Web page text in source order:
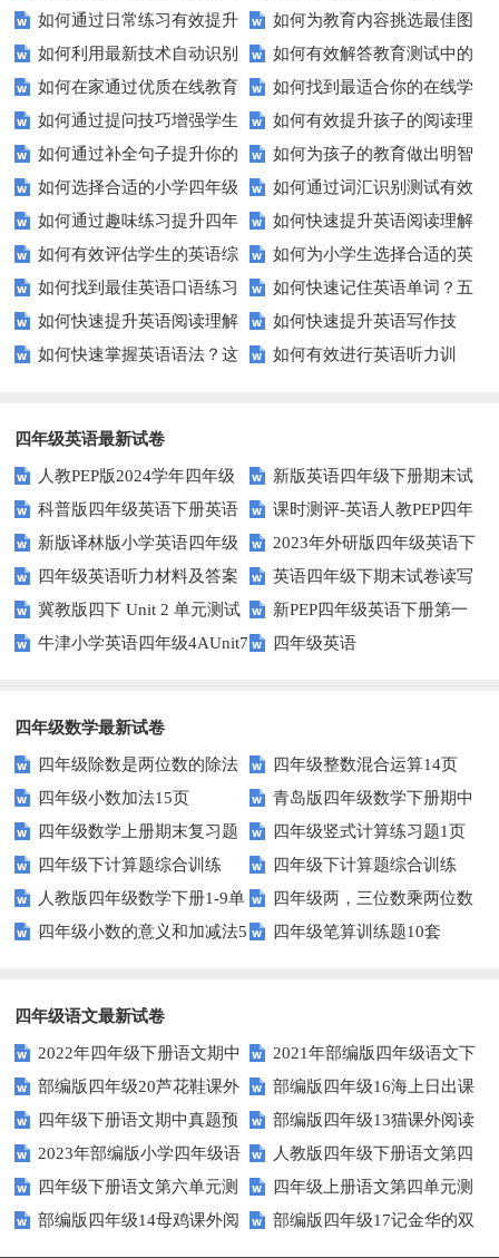
卷高效备考？
行英语学习？这里有你需要的所
有资源！
如何通过日常练习有效提升
英语听力？
如何为教育内容挑选最佳图
片？这些建议让你的文章脱颖而
出！
如何利用最新技术自动识别
图片内容？
如何有效解答教育测试中的
排序题？[疑问式标题]
如何在家通过优质在线教育
资源提升自我？
如何找到最适合你的在线学
习平台？这里有你需要知道的一
切！
如何通过提问技巧增强学生
的课堂互动？
如何有效提升孩子的阅读理
解能力？这里有秘诀！
如何通过补全句子提升你的
写作技巧？
如何为孩子的教育做出明智
的选择？——一份全面指南
如何选择合适的小学四年级
英语听力练习？
如何通过词汇识别测试有效
提升英语词汇量？
如何通过趣味练习提升四年
级学生的英语句子结构？
如何快速提升英语阅读理解
能力？这些技巧助你一臂之力！
如何有效评估学生的英语综
合能力？这些测评方法要知道！
如何为小学生选择合适的英
语听力测试工具？
如何找到最佳英语口语练习
方法？这些建议让你事半功倍！
如何快速记住英语单词？五
种实用记忆法帮你解决难题
如何快速提升英语阅读理解
能力？这些技巧你必须知道！
如何快速提升英语写作技
能？这5个技巧你必须知道！
如何快速掌握英语语法？这
如何有效进行英语听力训
四年级英语最新试卷
人教PEP版2024学年四年级
英语下册期末测试卷
新版英语四年级下册期末试
卷
科普版四年级英语下册英语
Lesson1测试题及答案
课时测评-英语人教PEP四年
级上册 unit3 What would you
like-PartB练习及答案 (3)
新版译林版小学英语四年级
下册试卷Unit1-Unit2单元测试题
2023年外研版四年级英语下
册期中检测试题
四年级英语听力材料及答案
英语四年级下期末试卷读写
部分答案
冀教版四下 Unit 2 单元测试
新PEP四年级英语下册第一
单元测试题
牛津小学英语四年级4AUnit7
四年级英语
四年级数学最新试卷
四年级除数是两位数的除法
11页
四年级整数混合运算14页
四年级小数加法15页
青岛版四年级数学下册期中
测试题及答案
四年级数学上册期末复习题
及详细答案(5套)
四年级竖式计算练习题1页
（无答案）
四年级下计算题综合训练
（师版）
四年级下计算题综合训练
（学生版）
人教版四年级数学下册1-9单
元试题(含期中及3套期末)
四年级两，三位数乘两位数
22页
四年级小数的意义和加减法5
四年级笔算训练题10套
四年级语文最新试卷
2022年四年级下册语文期中
素养评价卷（含答案）
2021年部编版四年级语文下
册句子专项练习题及答案
部编版四年级20芦花鞋课外
阅读练习题及答案
部编版四年级16海上日出课
外阅读练习题及答案
四年级下册语文期中真题预
测卷（6)（人教部编版，含答
案）
部编版四年级13猫课外阅读
练习题及答案
2023年部编版小学四年级语
文下学期第五单元测试卷
人教版四年级下册语文第四
单元测试卷及答案
四年级下册语文第六单元测
试题及答案
四年级上册语文第四单元测
试卷.1
部编版四年级14母鸡课外阅
读练习题及答案
部编版四年级17记金华的双
龙洞课外阅读练习题及答案